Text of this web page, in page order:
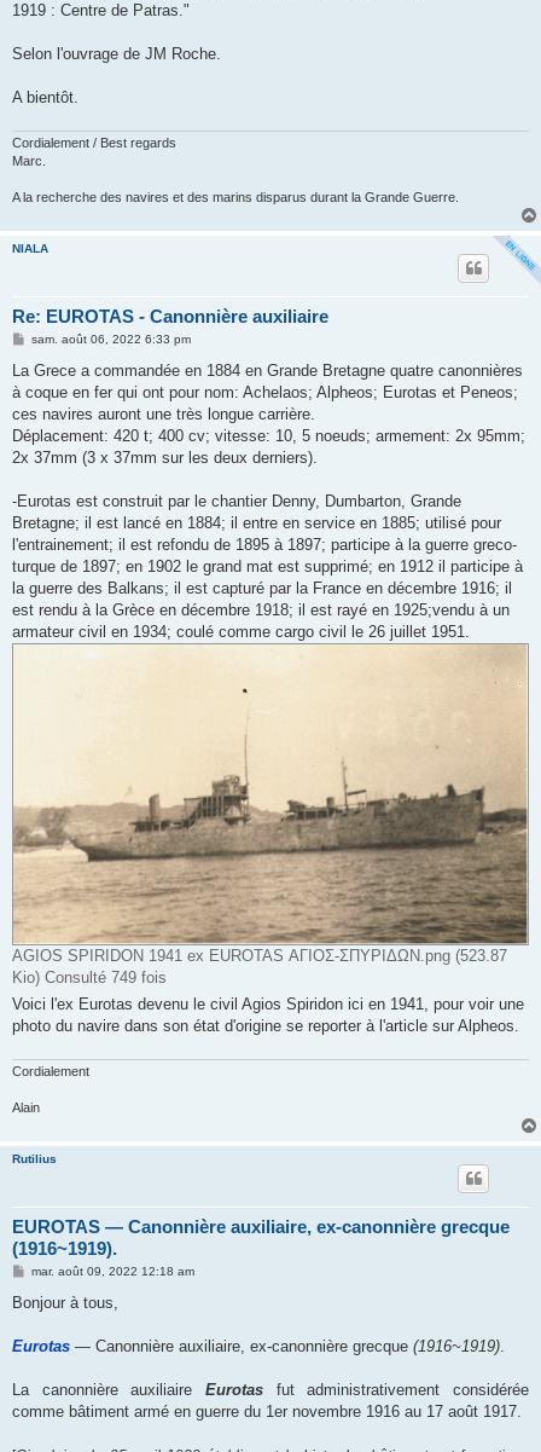
1919 : Centre de Patras."
Selon l'ouvrage de JM Roche.
A bientôt.
Cordialement / Best regards
Marc.
A la recherche des navires et des marins disparus durant la Grande Guerre.
NIALA
Re: EUROTAS - Canonnière auxiliaire
M
s
a
g
sam. août 06, 2022 6:33 pm
La Grece a commandée en 1884 en Grande Bretagne quatre canonnières
à coque en fer qui ont pour nom: Achelaos; Alpheos; Eurotas et Peneos;
ces navires auront une très longue carrière.
Déplacement: 420 t; 400 cv; vitesse: 10, 5 noeuds; armement: 2x 95mm;
2x 37mm (3 x 37mm sur les deux derniers).
-Eurotas est construit par le chantier Denny, Dumbarton, Grande
Bretagne; il est lancé en 1884; il entre en service en 1885; utilisé pour
l'entrainement; il est refondu de 1895 à 1897; participe à la guerre greco-
turque de 1897; en 1902 le grand mat est supprimé; en 1912 il participe à
la guerre des Balkans; il est capturé par la France en décembre 1916; il
est rendu à la Grèce en décembre 1918; il est rayé en 1925;vendu à un
armateur civil en 1934; coulé comme cargo civil le 26 juillet 1951.
AGIOS SPIRIDON 1941 ex EUROTAS ΑΓΙΟΣ-ΣΠΥΡΙΔΩΝ.png (523.87
Kio) Consulté 749 fois
Voici l'ex Eurotas devenu le civil Agios Spiridon ici en 1941, pour voir une
photo du navire dans son état d'origine se reporter à l'article sur Alpheos.
Cordialement
Alain
Rutilius
EUROTAS ― Canonnière auxiliaire, ex-canonnière grecque
(1916~1919).
M
s
g
mar. août 09, 2022 12:18 am
Bonjour à tous,
Eurotas ― Canonnière auxiliaire, ex-canonnière grecque (1916~1919).
La canonnière auxiliaire Eurotas fut administrativement considérée
comme bâtiment armé en guerre du 1er novembre 1916 au 17 août 1917.